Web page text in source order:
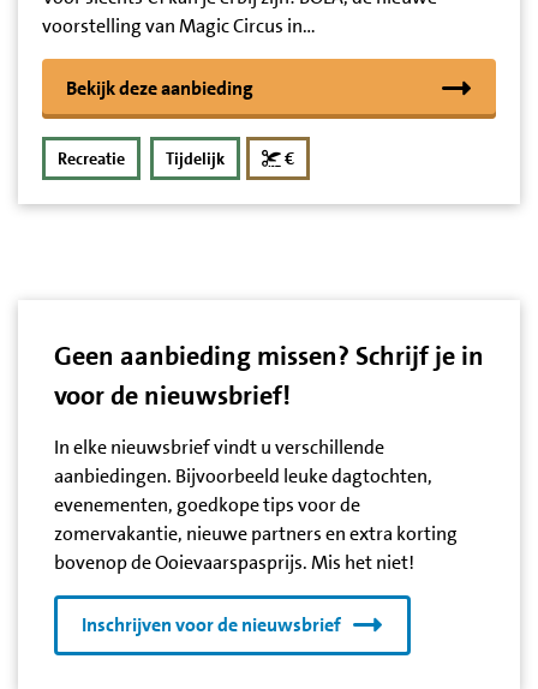
voorstelling van Magic Circus in…
Bekijk deze aanbieding
Recreatie Tijdelijk €korting
Geen aanbieding missen? Schrijf je in
voor de nieuwsbrief!
In elke nieuwsbrief vindt u verschillende
aanbiedingen. Bijvoorbeeld leuke dagtochten,
evenementen, goedkope tips voor de
zomervakantie, nieuwe partners en extra korting
bovenop de Ooievaarspasprijs. Mis het niet!
Inschrijven voor de nieuwsbrief